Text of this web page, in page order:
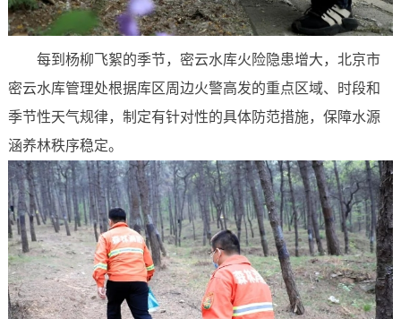
每到杨柳飞絮的季节，密云水库火险隐患增大，北京市
密云水库管理处根据库区周边火警高发的重点区域、时段和
季节性天气规律，制定有针对性的具体防范措施，保障水源
涵养林秩序稳定。